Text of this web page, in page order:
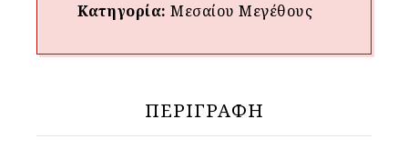
Κατηγορία:Μεσαίου Mεγέθους
ΠΕΡΙΓΡΑΦΉ